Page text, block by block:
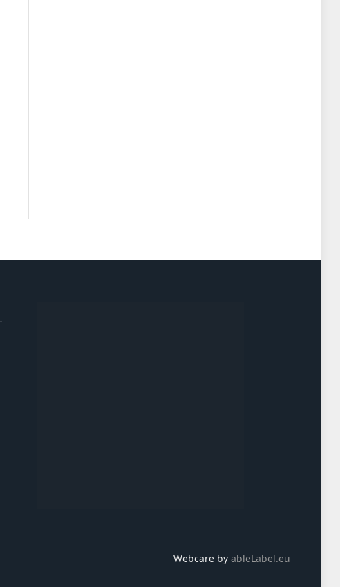
Webcare by ableLabel.eu